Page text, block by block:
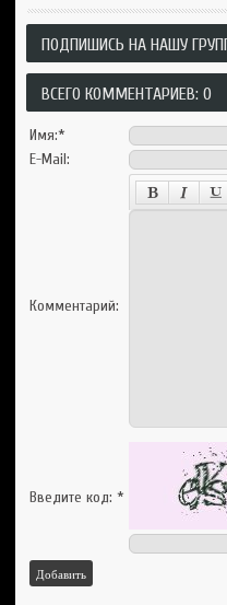
ПОДПИШИСЬ НА НАШУ
ВСЕГО КОММЕНТАРИЕВ: 0
Имя:*
E-Mail:
Комментарий:
Введите код: *
Добавить